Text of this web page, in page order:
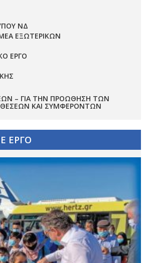
ΝΔ
ΕΞΩΤΕΡΙΚΩΝ
ΕΡΓΟ
– ΓΙΑ ΤΗΝ ΠΡΟΏΘΗΣΗ ΤΩΝ
ΚΑΙ ΣΥΜΦΕΡΌΝΤΩΝ
ΕΡΓΟ